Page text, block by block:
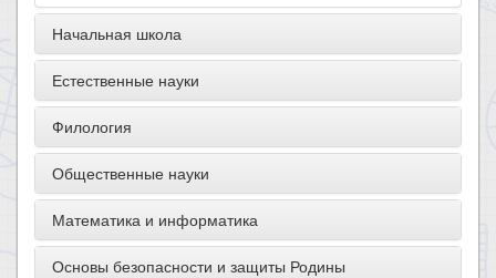
Начальная школа
Естественные науки
Филология
Общественные науки
Математика и информатика
Основы безопасности и защиты Родины